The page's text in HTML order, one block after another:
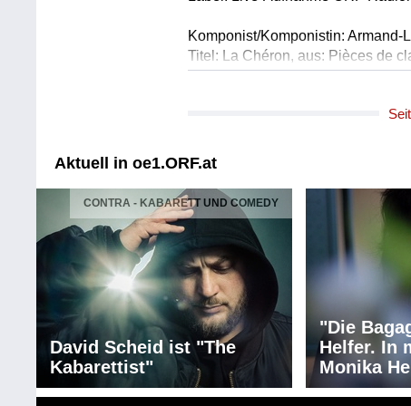
Komponist/Komponistin: Armand-
Titel: La Chéron, aus: Pièces de
zu: Cécile de Volanges
(1699-1782)
Titel: La Rameau, aus: Pièces de
zu: Brief 102, La Présidente de
Ausführender/Ausführende: Anne
Länge: 03:04 min
Label: Live-Aufnahme ORF
Komponist/Komponistin: Joseph-
Titel: Adagio, aus: Pièces de
zu: Brief 125, Vicomte de Valmont
Ausführender/Ausführende: Anne
Aktuell in oe1.ORF.at
CONTRA - KABARETT UND COMEDY
David Scheid ist "The
Kabarettist"
"Die
Helfer. In
Monika